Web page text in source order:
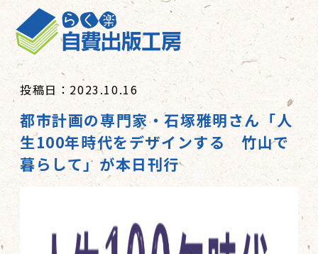
投稿日：2023.10.16
都市計画の専門家・石塚雅明さん「人
生100年時代をデザインする 竹山で
暮らして」が本日刊行